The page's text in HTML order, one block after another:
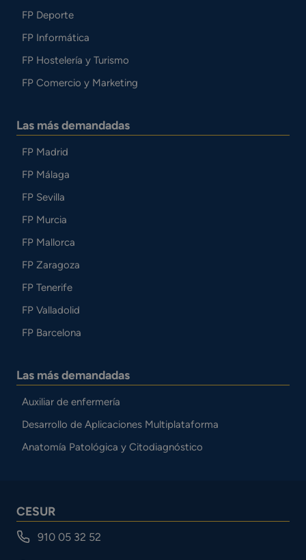
FP Deporte
FP Informática
FP Hostelería y Turismo
FP Comercio y Marketing
Las más demandadas
FP Madrid
FP Málaga
FP Sevilla
FP Murcia
FP Mallorca
FP Zaragoza
FP Tenerife
FP Valladolid
FP Barcelona
Las más demandadas
Auxiliar de enfermería
Desarrollo de Aplicaciones Multiplataforma
Anatomía Patológica y Citodiagnóstico
CESUR
910 05 32 52